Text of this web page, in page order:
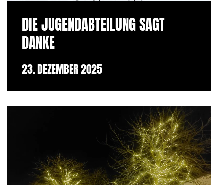
DIE JUGENDABTEILUNG SAGT
DANKE
23. DEZEMBER 2025